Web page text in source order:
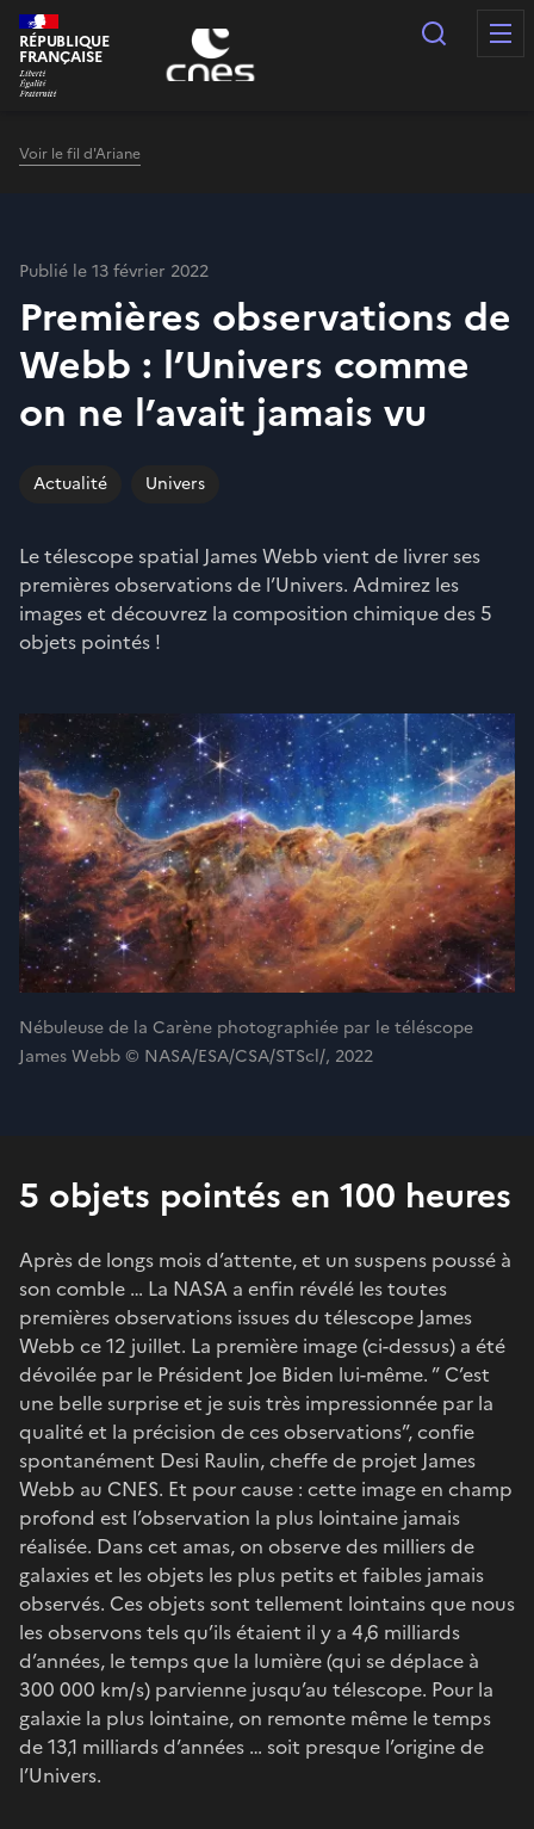
Panneau de gestion des cookies
RÉPUBLIQUE
FRANÇAISE
Voir le fil d'Ariane
Publié le 13 février 2022
Premières observations de
Webb : l’Univers comme
on ne l’avait jamais vu
Actualité Univers
Le télescope spatial James Webb vient de livrer ses
premières observations de l’Univers. Admirez les
images et découvrez la composition chimique des 5
objets pointés !
Nébuleuse de la Carène photographiée par le téléscope
James Webb © NASA/ESA/CSA/STScl/, 2022
5 objets pointés en 100 heures
Après de longs mois d’attente, et un suspens poussé à
son comble … La NASA a enfin révélé les toutes
premières observations issues du télescope James
Webb ce 12 juillet. La première image (ci-dessus) a été
dévoilée par le Président Joe Biden lui-même. ” C’est
une belle surprise et je suis très impressionnée par la
qualité et la précision de ces observations”, confie
spontanément Desi Raulin, cheffe de projet James
Webb au CNES. Et pour cause : cette image en champ
profond est l’observation la plus lointaine jamais
réalisée. Dans cet amas, on observe des milliers de
galaxies et les objets les plus petits et faibles jamais
observés. Ces objets sont tellement lointains que nous
les observons tels qu’ils étaient il y a 4,6 milliards
d’années, le temps que la lumière (qui se déplace à
300 000 km/s) parvienne jusqu’au télescope. Pour la
galaxie la plus lointaine, on remonte même le temps
de 13,1 milliards d’années … soit presque l’origine de
l’Univers.